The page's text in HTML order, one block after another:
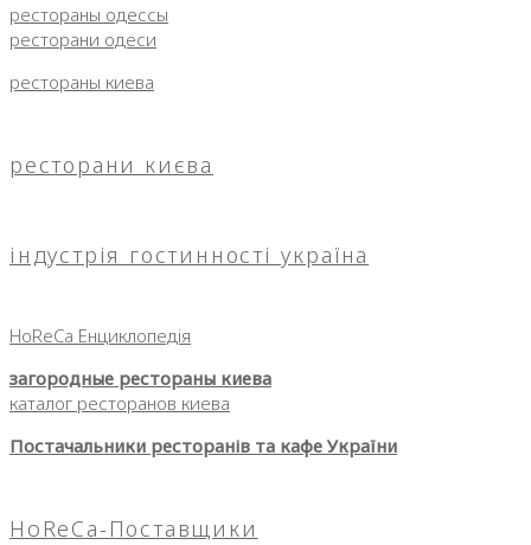
рестораны одессы
ресторани одеси
рестораны киева
ресторани києва
індустрія гостинності україна
HoReCa Енциклопедія
загородные рестораны киева
каталог ресторанов киева
Постачальники ресторанів та кафе України
HoReCa-Поставщики